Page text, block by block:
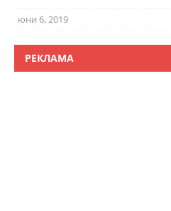
юни 6, 2019
РЕКЛАМА